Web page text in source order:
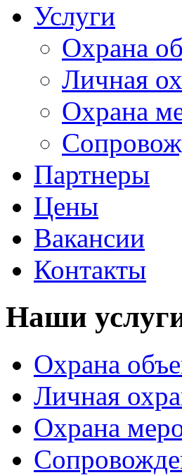
Услуги
Охрана
Личная
Охрана
Партнеры
Цены
Вакансии
Контакты
Наши
Охрана
Личная
Охрана